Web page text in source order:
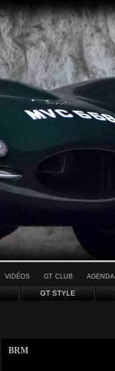
VIDÉOS GT CLUB AGENDA
GT STYLE
BRM